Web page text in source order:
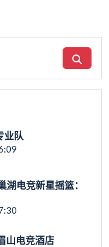
业队
湖电竞新星摇篮：
山电竞酒店